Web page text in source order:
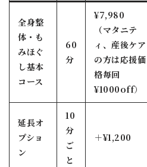
全身整
体・も
みほぐ
し基本
コース
60
分
¥7,980
（マタニテ
ィ、産後ケア
の方は応援価
格毎回
¥1000off）
延長オ
プショ
ン
10
分
ご
と
＋¥1,200